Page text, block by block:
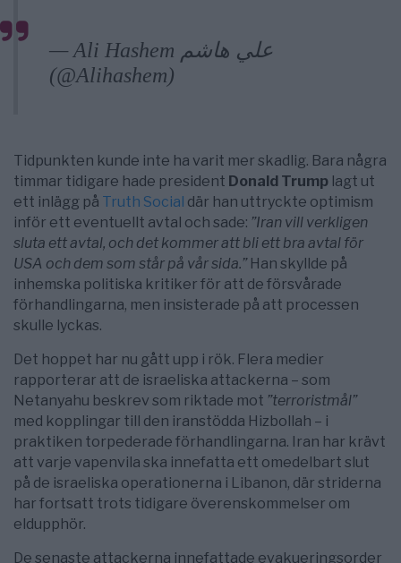
— Ali Hashem علي هاشم
(@Alihashem)
Tidpunkten kunde inte ha varit mer skadlig. Bara några
timmar tidigare hade president Donald Trump lagt ut
ett inlägg på Truth Social där han uttryckte optimism
inför ett eventuellt avtal och sade: ”Iran vill verkligen
sluta ett avtal, och det kommer att bli ett bra avtal för
USA och dem som står på vår sida.”Han skyllde på
inhemska politiska kritiker för att de försvårade
förhandlingarna, men insisterade på att processen
skulle lyckas.
Det hoppet har nu gått upp i rök. Flera medier
rapporterar att de israeliska attackerna – som
Netanyahu beskrev som riktade mot ”terroristmål”
med kopplingar till den iranstödda Hizbollah – i
praktiken torpederade förhandlingarna. Iran har krävt
att varje vapenvila ska innefatta ett omedelbart slut
på de israeliska operationerna i Libanon, där striderna
har fortsatt trots tidigare överenskommelser om
eldupphör.
De senaste attackerna innefattade evakueringsorder